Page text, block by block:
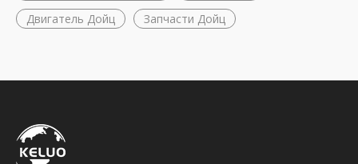
Двигатель Дойц
Запчасти Дойц